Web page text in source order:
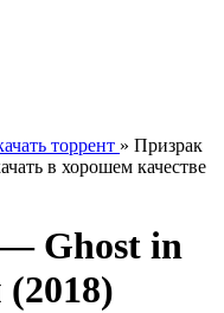
торрент » Призрак
в хорошем качестве
— Ghost in